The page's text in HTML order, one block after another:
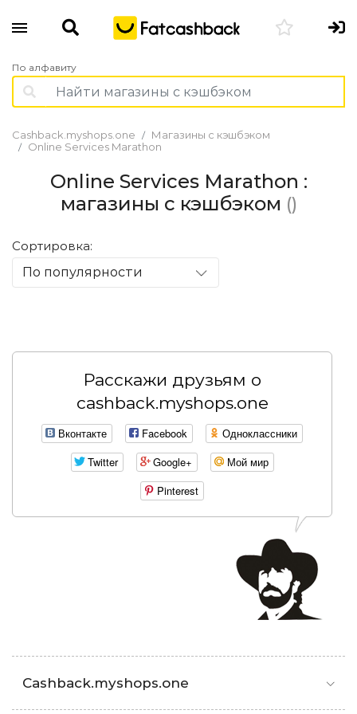
По алфавиту
Cashback.myshops.one
Магазины с кэшбэком
Online Services Marathon
Online Services Marathon :
магазины с кэшбэком ()
Сортировка:
По популярности
Расскажи друзьям о
cashback.myshops.one
Вконтакте Facebook
Одноклассники
Twitter
Google+
Мой мир
Pinterest
Cashback.myshops.one